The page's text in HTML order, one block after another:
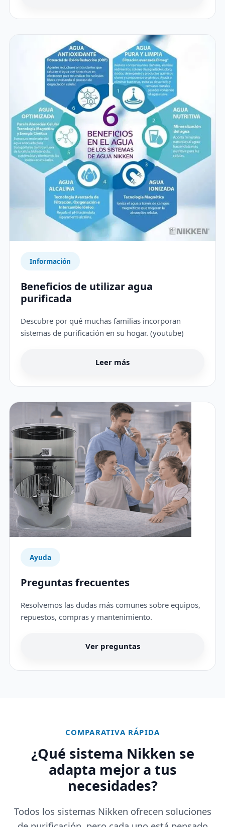
Información
Beneficios de utilizar agua
purificada
Descubre por qué muchas familias incorporan
sistemas de purificación en su hogar. (youtube)
Leer más
Ayuda
Preguntas frecuentes
Resolvemos las dudas más comunes sobre equipos,
repuestos, compras y mantenimiento.
Ver preguntas
COMPARATIVA RÁPIDA
¿Qué sistema Nikken se
adapta mejor a tus
necesidades?
Todos los sistemas Nikken ofrecen soluciones